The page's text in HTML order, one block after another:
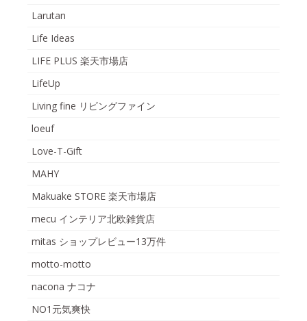
Larutan
Life Ideas
LIFE PLUS 楽天市場店
LifeUp
Living fine リビングファイン
loeuf
Love-T-Gift
MAHY
Makuake STORE 楽天市場店
mecu インテリア北欧雑貨店
mitas ショップレビュー13万件
motto-motto
nacona ナコナ
NO1元気爽快